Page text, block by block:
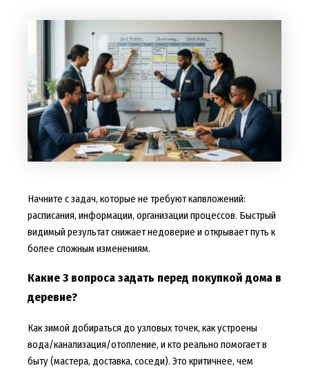
Начните с задач, которые не требуют капвложений:
расписания, информации, организации процессов. Быстрый
видимый результат снижает недоверие и открывает путь к
более сложным изменениям.
Какие 3 вопроса задать перед покупкой дома в
деревне?
Как зимой добираться до узловых точек, как устроены
вода/канализация/отопление, и кто реально помогает в
быту (мастера, доставка, соседи). Это критичнее, чем